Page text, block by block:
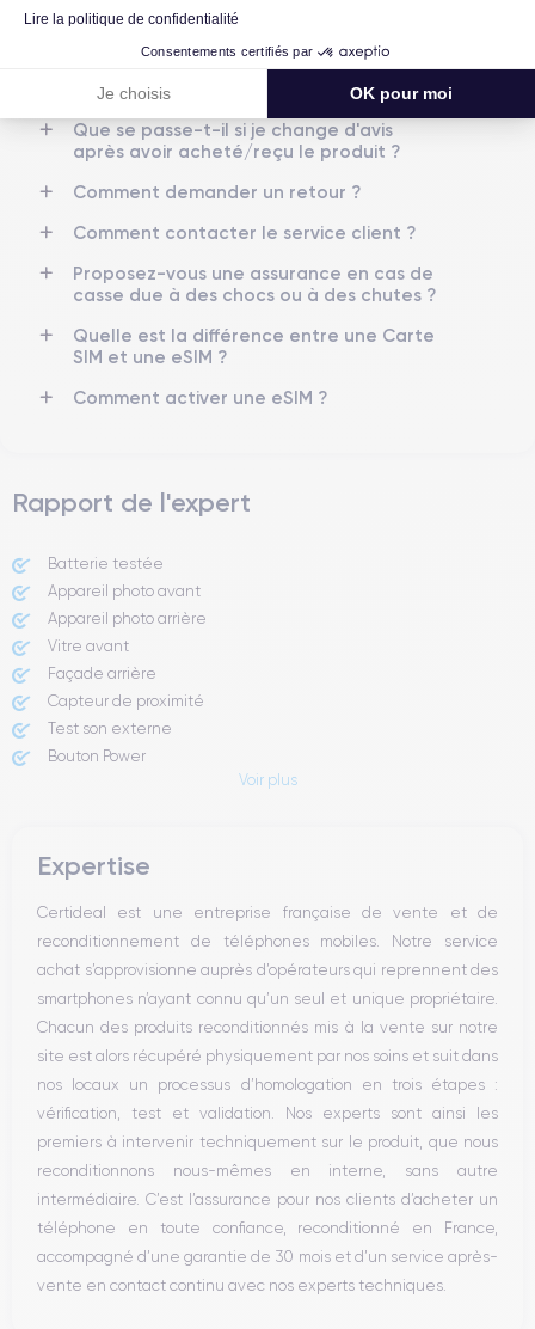
Lire la politique de confidentialité
Consentements certifiés par
Je choisis OK pour moi
Résolution vidéo Recharge rapide
Batterie
3240 mAh
Type de SIM
Nano-SIM + eSIM
5G Oui, tous opérateurs
Si vous souhaitez découvrir toutes les caractéristiques de ce
smartphone, vous pouvez consulter lafiche technique de l'iPhone
Quelle société utilisez-vous pour
l'expédition ?
Quels sont les délais de livraison ?
Que se passe-t-il si je change d'avis
après avoir acheté/reçu le produit ?
Comment demander un retour ?
Comment contacter le service client ?
Proposez-vous une assurance en cas de
casse due à des chocs ou à des chutes ?
Quelle est la différence entre une Carte
SIM et une eSIM ?
Comment activer une eSIM ?
Rapport de l'expert
Batterie testée
Appareil photo avant
Appareil photo arrière ​
Vitre avant ​
Façade arrière
Capteur de proximité
Test son externe
Bouton Power
Haut parleur
Bouton Home
Bluetooth
WiFi
Réseau
Vibreur
Prise USB
Voir plus
Expertise
Certideal est une entreprise française de vente et de
reconditionnement de téléphones mobiles. Notre service
achat s’approvisionne auprès d’opérateurs qui reprennent des
smartphones n’ayant connu qu’un seul et unique propriétaire.
Chacun des produits reconditionnés mis à la vente sur notre
site est alors récupéré physiquement par nos soins et suit dans
nos locaux un processus d’homologation en trois étapes :
vérification, test et validation. Nos experts sont ainsi les
premiers à intervenir techniquement sur le produit, que nous
reconditionnons nous-mêmes en interne, sans autre
intermédiaire. C’est l’assurance pour nos clients d’acheter un
téléphone en toute confiance, reconditionné en France,
accompagné d’une garantie de 30 mois et d’un service après-
vente en contact continu avec nos experts techniques.